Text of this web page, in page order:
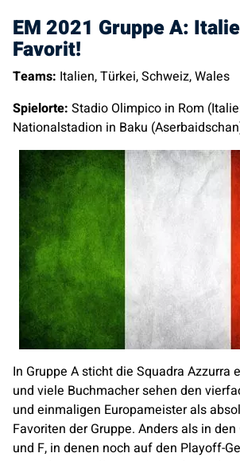
EM 2021 Gruppe A:
Favorit!
Teams: Italien, Türkei, Schweiz, Wales
Spielorte: Stadio Olimpico in Rom
Nationalstadion in Baku
In Gruppe A sticht die Squadra Azzurra
und viele Buchmacher sehen den
und einmaligen Europameister als
Favoriten der Gruppe. Anders als in den
und F, in denen noch auf den Playoff-